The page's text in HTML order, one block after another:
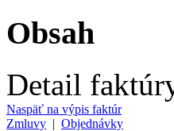
Obsah
Detail
Naspäť na výpis faktúr
Zmluvy | Objednávky